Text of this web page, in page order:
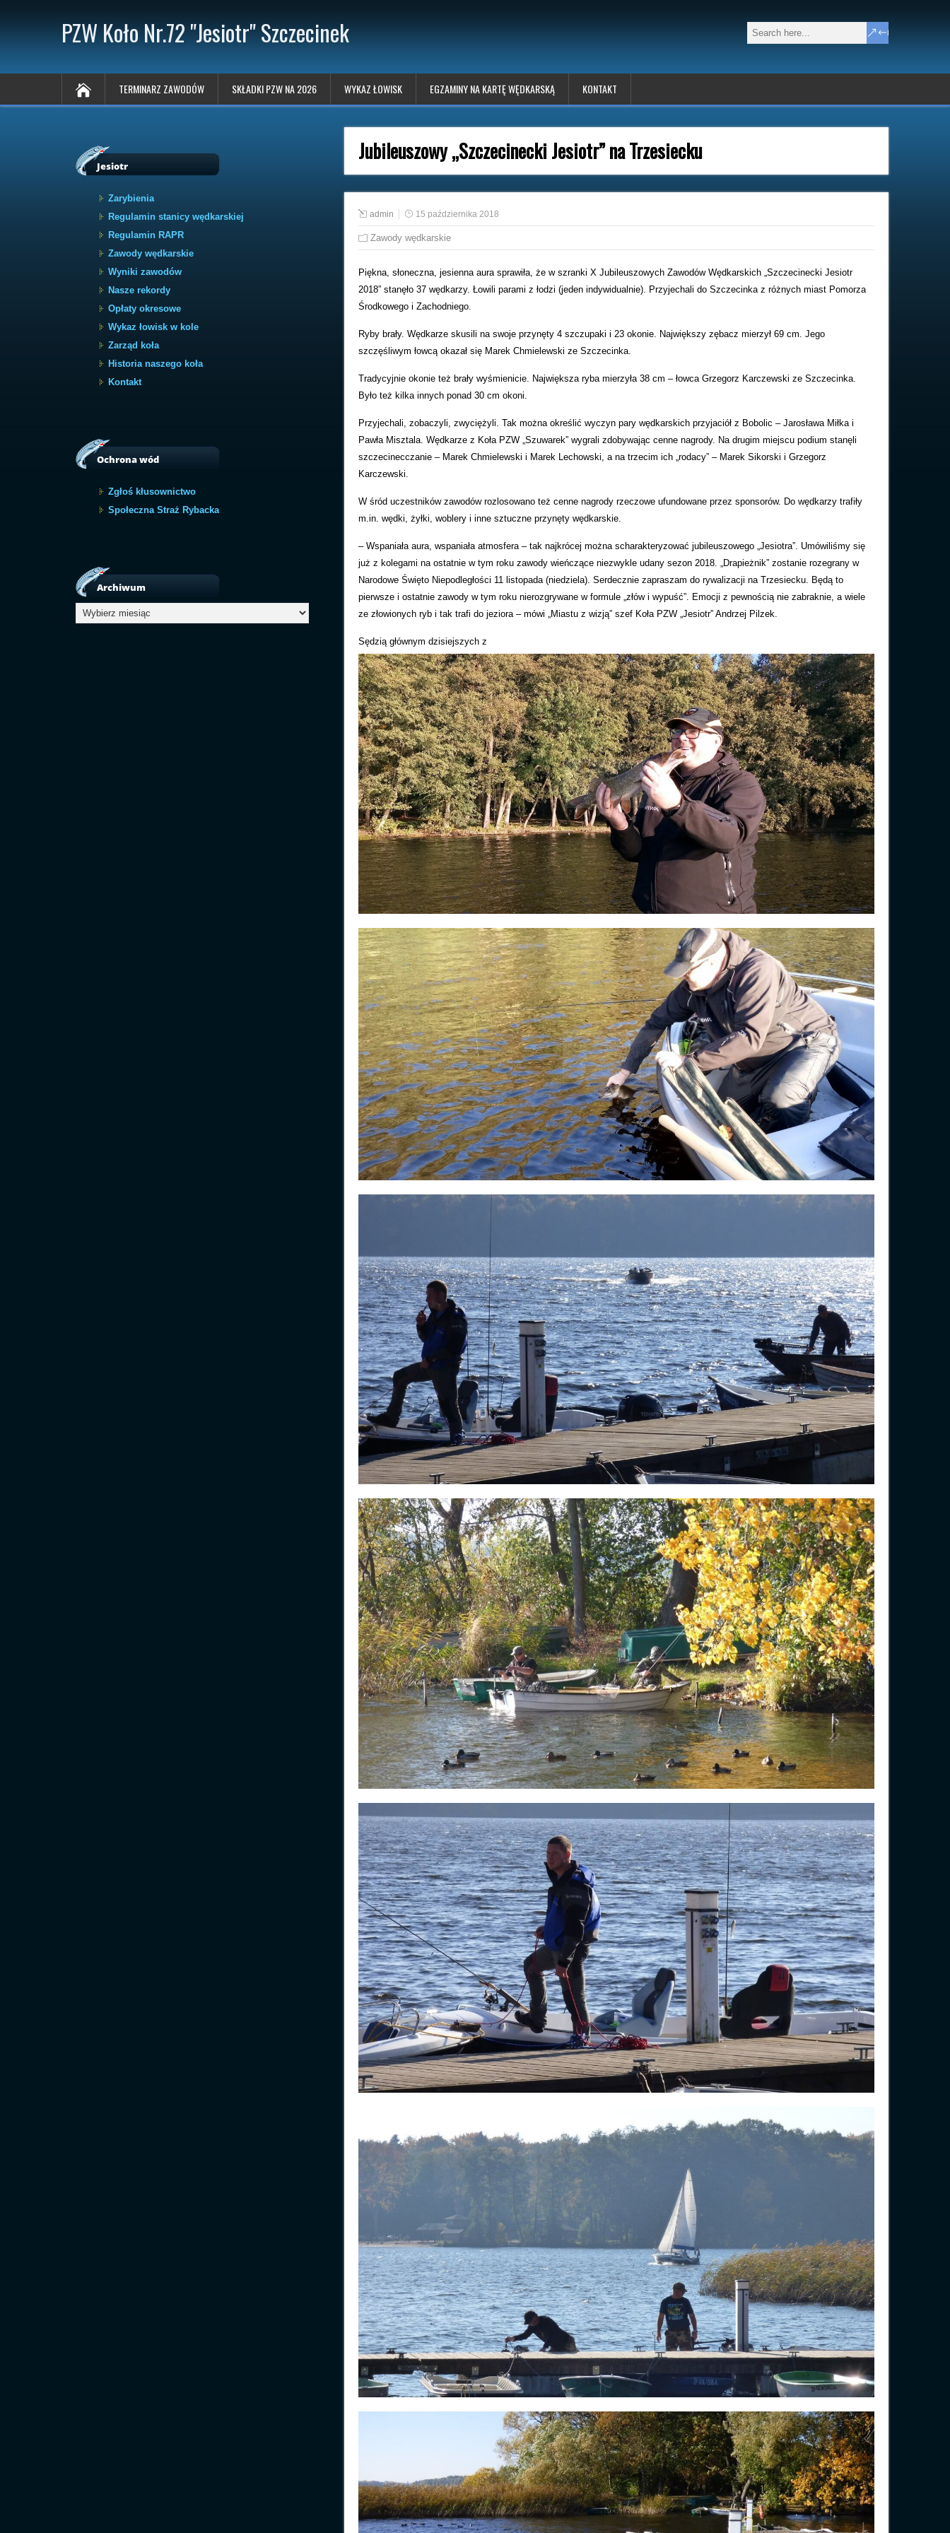
PZW Koło Nr.72 "Jesiotr" Szczecinek
TERMINARZ ZAWODÓW SKŁADKI PZW NA 2026 WYKAZ ŁOWISK EGZAMINY NA KARTĘ WĘDKARSKĄ KONTAKT
Jubileuszowy „Szczecinecki Jesiotr” na Trzesiecku
admin 15 października 2018
Zawody wędkarskie
Piękna, słoneczna, jesienna aura sprawiła, że w szranki X Jubileuszowych Zawodów Wędkarskich „Szczecinecki Jesiotr
2018” stanęło 37 wędkarzy. Łowili parami z łodzi (jeden indywidualnie). Przyjechali do Szczecinka z różnych miast Pomorza
Środkowego i Zachodniego.
Ryby brały. Wędkarze skusili na swoje przynęty 4 szczupaki i 23 okonie. Największy zębacz mierzył 69 cm. Jego
szczęśliwym łowcą okazał się Marek Chmielewski ze Szczecinka.
Tradycyjnie okonie też brały wyśmienicie. Największa ryba mierzyła 38 cm – łowca Grzegorz Karczewski ze Szczecinka.
Było też kilka innych ponad 30 cm okoni.
Przyjechali, zobaczyli, zwyciężyli. Tak można określić wyczyn pary wędkarskich przyjaciół z Bobolic – Jarosława Miłka i
Pawła Misztala. Wędkarze z Koła PZW „Szuwarek” wygrali zdobywając cenne nagrody. Na drugim miejscu podium stanęli
szczecinecczanie – Marek Chmielewski i Marek Lechowski, a na trzecim ich „rodacy” – Marek Sikorski i Grzegorz
Karczewski.
W śród uczestników zawodów rozlosowano też cenne nagrody rzeczowe ufundowane przez sponsorów. Do wędkarzy trafiły
m.in. wędki, żyłki, woblery i inne sztuczne przynęty wędkarskie.
– Wspaniała aura, wspaniała atmosfera – tak najkrócej można scharakteryzować jubileuszowego „Jesiotra”. Umówiliśmy się
już z kolegami na ostatnie w tym roku zawody wieńczące niezwykle udany sezon 2018. „Drapieżnik” zostanie rozegrany w
Narodowe Święto Niepodległości 11 listopada (niedziela). Serdecznie zapraszam do rywalizacji na Trzesiecku. Będą to
pierwsze i ostatnie zawody w tym roku nierozgrywane w formule „złów i wypuść”. Emocji z pewnością nie zabraknie, a wiele
ze złowionych ryb i tak trafi do jeziora – mówi „Miastu z wizją” szef Koła PZW „Jesiotr” Andrzej Pilzek.
Sędzią głównym dzisiejszych z
Jesiotr
Zarybienia
Regulamin stanicy wędkarskiej
Regulamin RAPR
Zawody wędkarskie
Wyniki zawodów
Nasze rekordy
Opłaty okresowe
Wykaz łowisk w kole
Zarząd koła
Historia naszego koła
Kontakt
Ochrona wód
Zgłoś kłusownictwo
Społeczna Straż Rybacka
Archiwum
Archiwum